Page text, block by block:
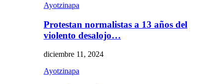
Ayotzinapa
Protestan normalistas a 13 años del
violento desalojo…
diciembre 11, 2024
Ayotzinapa